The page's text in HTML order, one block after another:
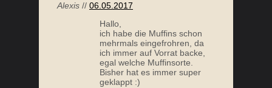
Alexis // 06.05.2017
Hallo,
ich habe die Muffins schon
mehrmals eingefrohren, da
ich immer auf Vorrat backe,
egal welche Muffinsorte.
Bisher hat es immer super
geklappt :)